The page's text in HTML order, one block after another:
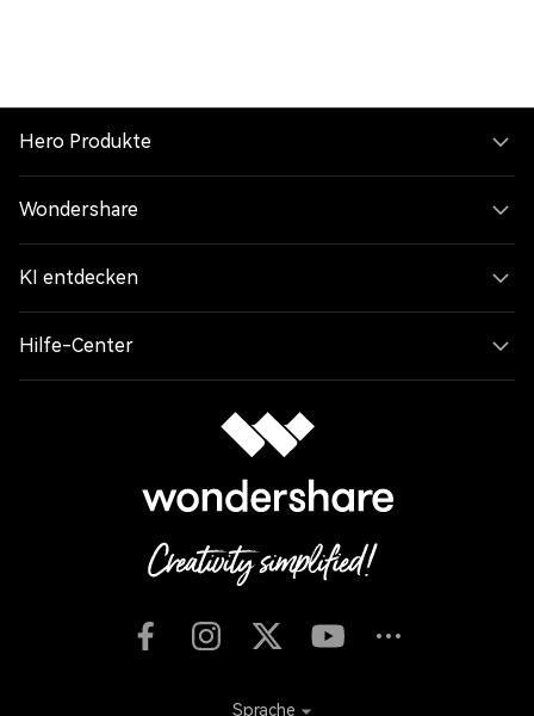
Hero Produkte
Wondershare
KI entdecken
Hilfe-Center
Sprache